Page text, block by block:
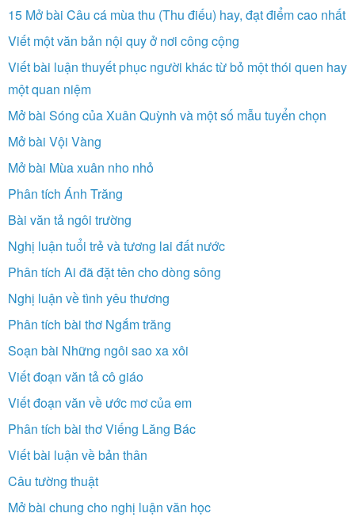
15 Mở bài Câu cá mùa thu (Thu điếu) hay, đạt điểm cao nhất
Viết một văn bản nội quy ở nơi công cộng
Viết bài luận thuyết phục người khác từ bỏ một thói quen hay
một quan niệm
Mở bài Sóng của Xuân Quỳnh và một số mẫu tuyển chọn
Mở bài Vội Vàng
Mở bài Mùa xuân nho nhỏ
Phân tích Ánh Trăng
Bài văn tả ngôi trường
Nghị luận tuổi trẻ và tương lai đất nước
Phân tích Ai đã đặt tên cho dòng sông
Nghị luận về tình yêu thương
Phân tích bài thơ Ngắm trăng
Soạn bài Những ngôi sao xa xôi
Viết đoạn văn tả cô giáo
Viết đoạn văn về ước mơ của em
Phân tích bài thơ Viếng Lăng Bác
Viết bài luận về bản thân
Câu tường thuật
Mở bài chung cho nghị luận văn học